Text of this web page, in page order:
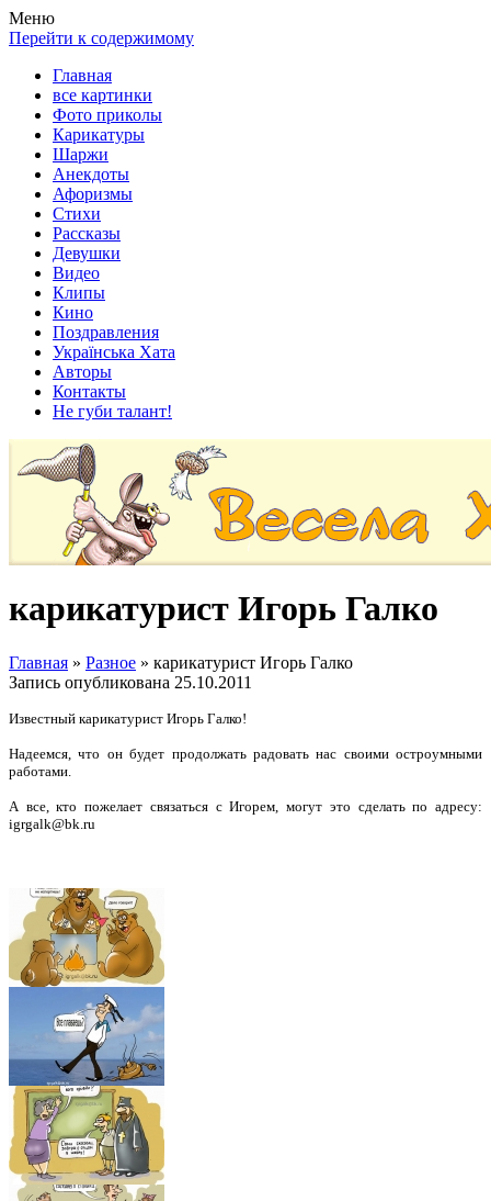
Весела хата — прикольные картинки, смешные истории,
клипы!
Покажем всем ваши фото приколы, карикатуры, шаржи, стихи,
рассказы, видео и песни!
Меню
Перейти к содержимому
Главная
все картинки
Фото приколы
Карикатуры
Шаржи
Анекдоты
Афоризмы
Стихи
Рассказы
Девушки
Видео
Клипы
Кино
Поздравления
Українська Хата
Авторы
Контакты
Не губи талант!
карикатурист Игорь Галко
Главная » Разное » карикатурист Игорь Галко
Запись опубликована 25.10.2011
Известный карикатурист Игорь Галко!
Надеемся, что он будет продолжать радовать нас своими остроумными
работами.
А все, кто пожелает связаться с Игорем, могут это сделать по адресу:
igrgalk@bk.ru